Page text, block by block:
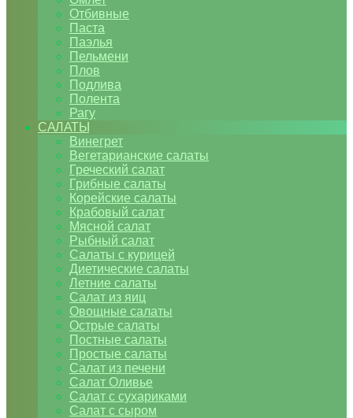
Отбивные
Паста
Паэлья
Пельмени
Плов
Подлива
Полента
Рагу
САЛАТЫ
Винегрет
Вегетарианские салаты
Греческий салат
Грибные салаты
Корейские салаты
Крабовый салат
Мясной салат
Рыбный салат
Салаты с курицей
Диетические салаты
Летние салаты
Салат из яиц
Овощные салаты
Острые салаты
Постные салаты
Простые салаты
Салат из печени
Салат Оливье
Салат с сухариками
Салат с сыром